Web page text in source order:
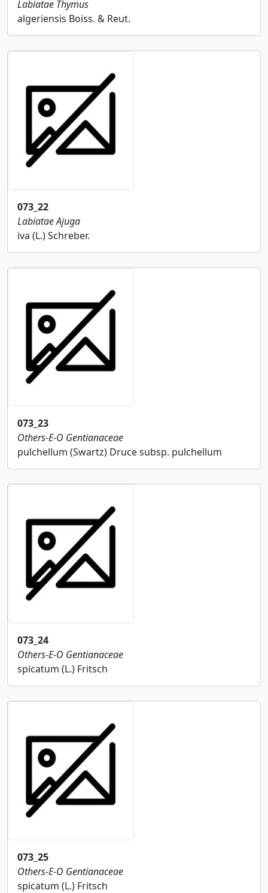
Labiatae Thymus
algeriensis Boiss. & Reut.
073_22
LabiataeAjuga
iva (L.) Schreber.
073_23
Others-E-O Gentianaceae
pulchellum (Swartz) Druce subsp. pulchellum
073_24
Others-E-O Gentianaceae
spicatum (L.) Fritsch
073_25
Others-E-O Gentianaceae
spicatum (L.) Fritsch